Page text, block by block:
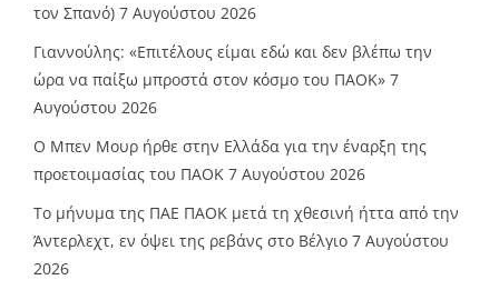
τον Σπανό) 7 Αυγούστου 2026
Γιαννούλης: «Επιτέλους είμαι εδώ και δεν βλέπω την
ώρα να παίξω μπροστά στον κόσμο του ΠΑΟΚ» 7
Αυγούστου 2026
O Mπεν Μουρ ήρθε στην Ελλάδα για την έναρξη της
προετοιμασίας του ΠΑΟΚ 7 Αυγούστου 2026
Το μήνυμα της ΠΑΕ ΠΑΟΚ μετά τη χθεσινή ήττα από την
Άντερλεχτ, εν όψει της ρεβάνς στο Βέλγιο 7 Αυγούστου
2026